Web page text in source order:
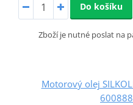
Do košíku
Zboží je nutné poslat na
Motorový olej